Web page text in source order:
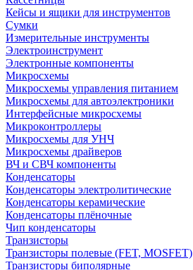
Кейсы и ящики для инструментов
Сумки
Измерительные инструменты
Электроинструмент
Электронные компоненты
Микросхемы
Микросхемы управления питанием
Микросхемы для автоэлектроники
Интерфейсные микросхемы
Микроконтроллеры
Микросхемы для УНЧ
Микросхемы драйверов
ВЧ и СВЧ компоненты
Конденсаторы
Конденсаторы электролитические
Конденсаторы керамические
Конденсаторы плёночные
Чип конденсаторы
Транзисторы
Транзисторы полевые (FET, MOSFET)
Транзисторы биполярные